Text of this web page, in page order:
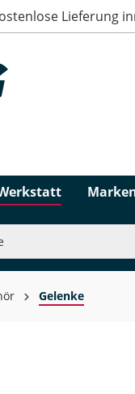
Lieferung
Gelenke